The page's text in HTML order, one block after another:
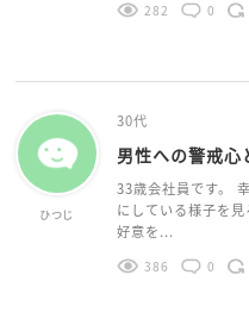
282 0
ひつじ
30代
男性への警戒心
33歳会社員です。
にしている様子を
好意を...
386 0